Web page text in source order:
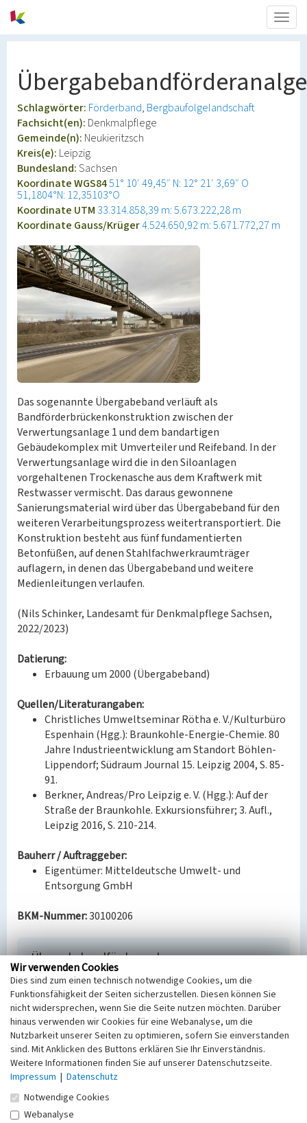
Übergabebandförderanalge
Schlagwörter: Förderband Bergbaufolgelandschaft
Fachsicht(en): Denkmalpflege
Gemeinde(n): Neukieritzsch
Kreis(e): Leipzig
Bundesland:Sachsen
Koordinate WGS8451° 10′ 49,45″ N: 12° 21′ 3,69″ O
51,1804°N: 12,35103°O
Koordinate UTM 33.314.858,39 m: 5.673.222,28 m
Koordinate Gauss/Krüger4.524.650,92 m: 5.671.772,27 m
Das sogenannte Übergabeband verläuft als
Bandförderbrückenkonstruktion zwischen der
Verwertungsanlage 1 und dem bandartigen
Gebäudekomplex mit Umverteiler und Reifeband. In der
Verwertungsanlage wird die in den Siloanlagen
vorgehaltenen Trockenasche aus dem Kraftwerk mit
Restwasser vermischt. Das daraus gewonnene
Sanierungsmaterial wird über das Übergabeband für den
weiteren Verarbeitungsprozess weitertransportiert. Die
Konstruktion besteht aus fünf fundamentierten
Betonfüßen, auf denen Stahlfachwerkraumträger
auflagern, in denen das Übergabeband und weitere
Medienleitungen verlaufen.
(Nils Schinker, Landesamt für Denkmalpflege Sachsen,
2022/2023)
Datierung:
Erbauung um 2000 (Übergabeband)
Quellen/Literaturangaben:
Christliches Umweltseminar Rötha e. V./Kulturbüro
Espenhain (Hgg.): Braunkohle-Energie-Chemie. 80
Jahre Industrieentwicklung am Standort Böhlen-
Lippendorf; Südraum Journal 15. Leipzig 2004, S. 85-
91.
Berkner, Andreas/Pro Leipzig e. V. (Hgg.): Auf der
Straße der Braunkohle. Exkursionsführer; 3. Aufl.,
Leipzig 2016, S. 210-214.
Bauherr / Auftraggeber:
Eigentümer: Mitteldeutsche Umwelt- und
Entsorgung GmbH
BKM-Nummer:30100206
Übergabebandförderanalge
Schlagwörter
Förderband Bergbaufolgelandschaft
Ort
Lippendorf
Fachsicht(en)
Denkmalpflege
Erfassungsmaßstab
Keine Angabe
Erfassungsmethode
Übernahme aus externer Fachdatenbank
Wir verwenden Cookies
Dies sind zum einen technisch notwendige Cookies, um die
Funktionsfähigkeit der Seiten sicherzustellen. Diesen können Sie
nicht widersprechen, wenn Sie die Seite nutzen möchten. Darüber
hinaus verwenden wir Cookies für eine Webanalyse, um die
Nutzbarkeit unserer Seiten zu optimieren, sofern Sie einverstanden
sind. Mit Anklicken des Buttons erklären Sie Ihr Einverständnis.
Weitere Informationen finden Sie auf unserer Datenschutzseite.
Impressum | Datenschutz
Notwendige Cookies
Webanalyse